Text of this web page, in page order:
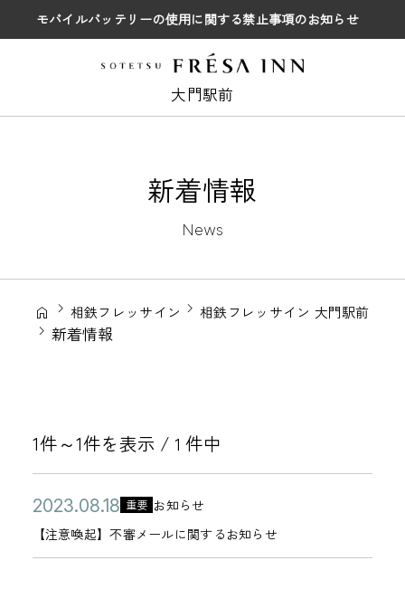
モバイルバッテリーの使用に関する禁止事項のお知らせ
大門駅前
新着情報
News
相鉄フレッサイン 相鉄フレッサイン 大門駅前
新着情報
1件～1件を表示 / 1 件中
【注意喚起】不審メールに関するお知らせ
公
開
日
2
0
2
カ
テ
重要 お知らせ
【
注
意